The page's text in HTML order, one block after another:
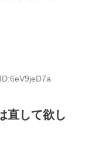
直して欲し